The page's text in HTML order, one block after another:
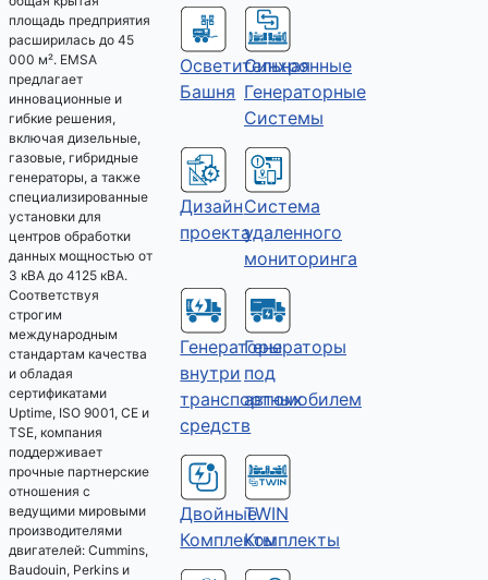
площадь предприятия
расширилась до 45
000 м². EMSA
предлагает
инновационные и
гибкие решения,
включая дизельные,
газовые, гибридные
генераторы, а также
специализированные
установки для
центров обработки
данных мощностью от
3 кВА до 4125 кВА.
Соответствуя
строгим
международным
стандартам качества
и обладая
сертификатами
Uptime, ISO 9001, CE и
TSE, компания
поддерживает
прочные партнерские
отношения с
ведущими мировыми
производителями
двигателей: Cummins,
Baudouin, Perkins и
Осветительная
Башня
Синхронные
Генераторные
Системы
Дизайн
проекта
Система
удаленного
мониторинга
Генераторы
внутри
транспортных
средств
Генераторы
под
автомобилем
Двойные
Комплекты
TWIN
Комплекты